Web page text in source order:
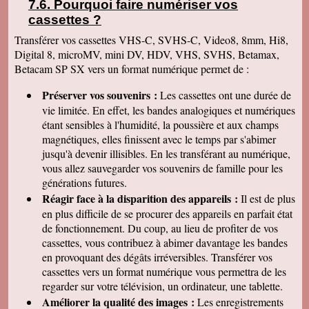
Charmeil • Thiel-sur-Acolin • Chassenard •
Buxières-les-Mines • Ainay-le-Château •
Espinasse-Vozelle • Bellenaves •
Pourquoi faire numériser vos
cassettes ?
Transférer vos cassettes VHS-C, SVHS-C, Video8, 8mm, Hi8,
Digital 8, microMV, mini DV, HDV, VHS, SVHS, Betamax,
Betacam SP SX vers un format numérique permet de :
Préserver vos souvenirs : Les cassettes ont une durée de
vie limitée. En effet, les bandes analogiques et numériques
étant sensibles à l'humidité, la poussière et aux champs
magnétiques, elles finissent avec le temps par s'abimer
jusqu'à devenir illisibles. En lestransférant au numérique,
vous allez sauvegarder vos souvenirs de famille pour les
générations futures.
Réagir face à la disparition des appareils : Il est de plus
en plus difficile de se procurer des appareils en parfait état
de fonctionnement. Du coup, au lieu de profiter de vos
cassettes, vous contribuez à abimer davantage les bandes
en provoquant des dégâts irréversibles. Transférer vos
cassettes vers un format numérique vous permettra de les
regarder sur votre télévision, un ordinateur, une tablette.
Améliorer la qualité des images : Les enregistrements